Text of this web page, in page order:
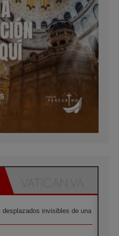
desplazados invisibles de una